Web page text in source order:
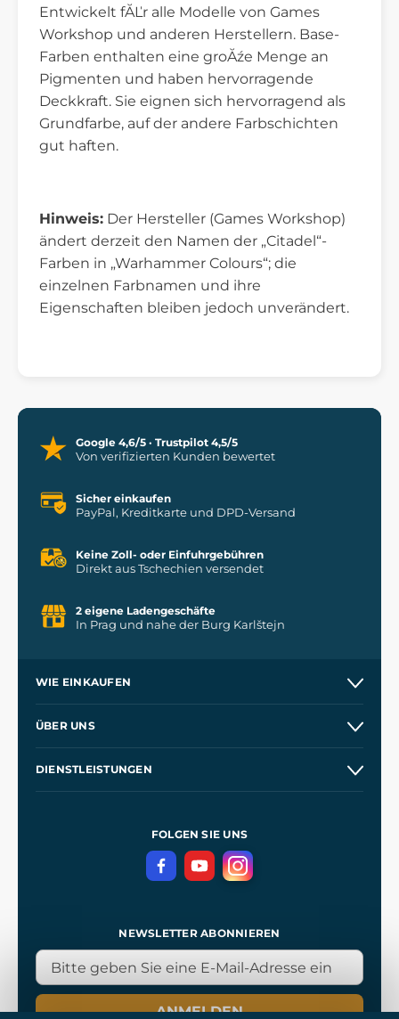
Entwickelt fĂĽr alle Modelle von Games
Workshop und anderen Herstellern. Base-
Farben enthalten eine groĂźe Menge an
Pigmenten und haben hervorragende
Deckkraft. Sie eignen sich hervorragend als
Grundfarbe, auf der andere Farbschichten
gut haften.
Hinweis: Der Hersteller (Games Workshop)
ändert derzeit den Namen der „Citadel“-
Farben in „Warhammer Colours“; die
einzelnen Farbnamen und ihre
Eigenschaften bleiben jedoch unverändert.
Google 4,6/5 · Trustpilot 4,5/5
Von verifizierten Kunden bewertet
Sicher einkaufen
PayPal, Kreditkarte und DPD-Versand
Keine Zoll- oder Einfuhrgebühren
Direkt aus Tschechien versendet
2 eigene Ladengeschäfte
In Prag und nahe der Burg Karlštejn
WIE EINKAUFEN
Kontakt
ÜBER UNS
DIENSTLEISTUNGEN
GeschäftsbedingungenFOLGEN SIE UNS
NEWSLETTER ABONNIEREN
ANMELDEN